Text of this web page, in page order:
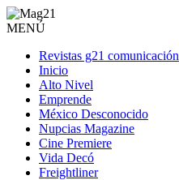
MENÚ
Revistas g21 comunicación
Inicio
Alto Nivel
Emprende
México Desconocido
Nupcias Magazine
Cine Premiere
Vida Decó
Freightliner